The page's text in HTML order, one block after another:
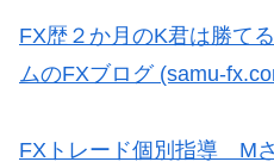
FX歴２か月のK君は勝て
ムのFXブログ (samu-
FXトレード個別指導 M